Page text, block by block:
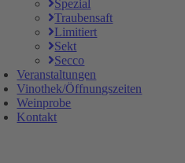
Spezial
Traubensaft
Limitiert
Sekt
Secco
Veranstaltungen
Vinothek/Öffnungszeiten
Weinprobe
Kontakt